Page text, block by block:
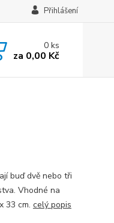
Přihlášení
0ks
za 0,00 Kč
buď dvě nebo tři
Vhodné na
33 cm. celý popis